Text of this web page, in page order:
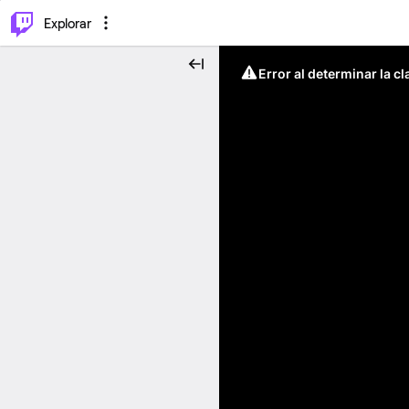
Explorar
Error al determinar la